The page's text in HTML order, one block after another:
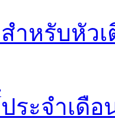
ำหรับหัว
ระจำเดือ